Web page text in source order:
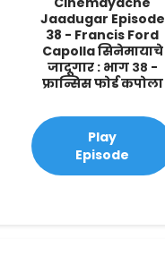
Jaadugar Episode
38 - Francis Ford
Capolla सिनेमायाचे
जादूगार : भाग ३८ -
फ्रान्सिस फोर्ड कपोला
Play
Episode